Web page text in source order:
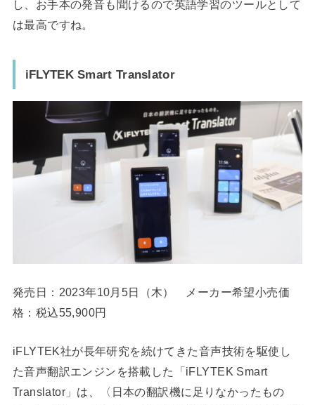
し、お手本の発音も聞けるので英語学習のツールとして
は最高ですね。
iFLYTEK Smart Translator
発売日：2023年10月5日（木） メーカー希望小売価
格：税込55,900円
iFLYTEK社が長年研究を続けてきた音声技術を駆使し
た音声翻訳エンジンを搭載した「iFLYTEK Smart
Translator」は、〈日本の翻訳機に足りなかったもの